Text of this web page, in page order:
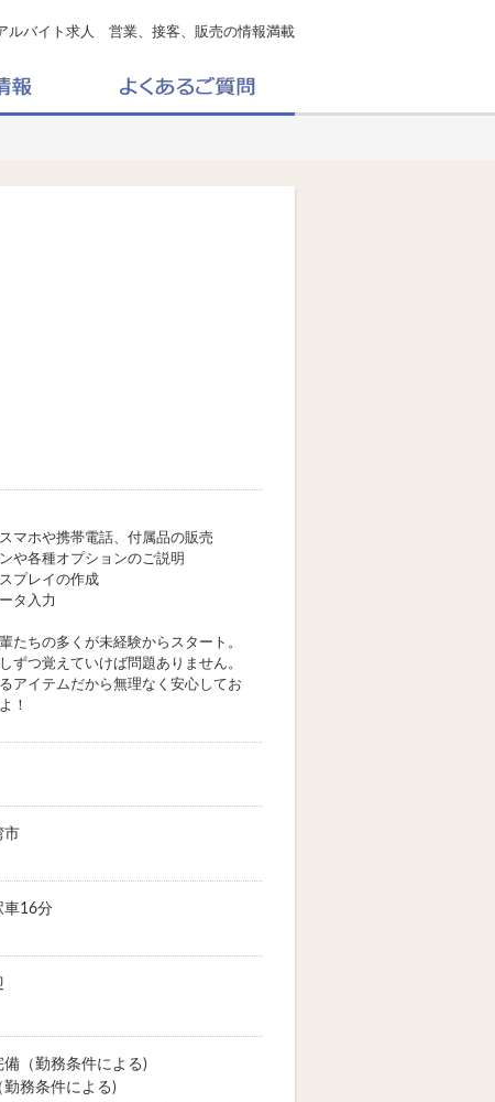
ルバイト求人 営業、接客、販売の情報満載
マホや携帯電話、付属品の販売
や各種オプションのご説明
プレイの作成
タ入力
たちの多くが未経験からスタート。
ずつ覚えていけば問題ありません。
アイテムだから無理なく安心してお
！
市
車16分
備（勤務条件による)
勤務条件による)